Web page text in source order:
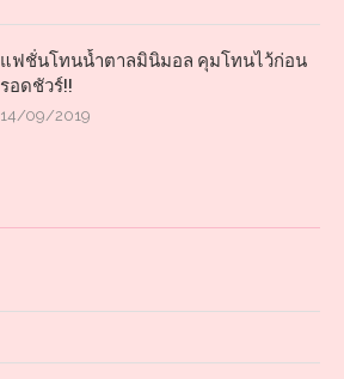
แฟชั่นโทนน้ำตาลมินิมอล คุมโทนไว้ก่อน
รอดชัวร์!!
14/09/2019